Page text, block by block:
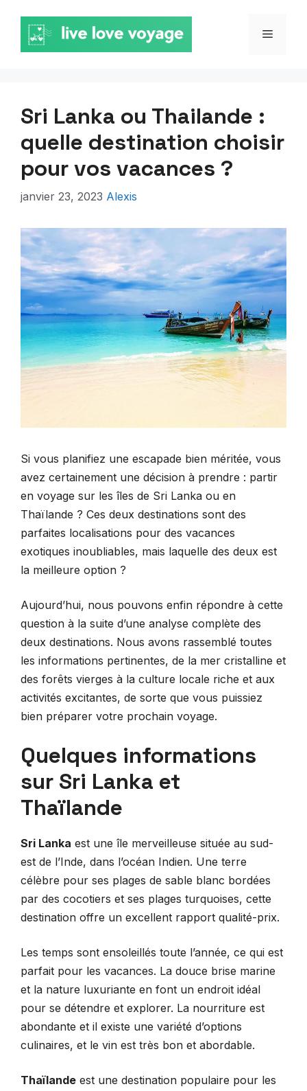
contenu
MENU
Sri Lanka ou Thailande :
quelle destination choisir
pour vos vacances ?
janvier 23, 2023 Alexis
Si vous planifiez une escapade bien méritée, vous
avez certainement une décision à prendre : partir
en voyage sur les îles de Sri Lanka ou en
Thaïlande ? Ces deux destinations sont des
parfaites localisations pour des vacances
exotiques inoubliables, mais laquelle des deux est
la meilleure option ?
Aujourd’hui, nous pouvons enfin répondre à cette
question à la suite d’une analyse complète des
deux destinations. Nous avons rassemblé toutes
les informations pertinentes, de la mer cristalline et
des forêts vierges à la culture locale riche et aux
activités excitantes, de sorte que vous puissiez
bien préparer votre prochain voyage.
Quelques informations
sur Sri Lanka et
Thaïlande
Sri Lanka est une île merveilleuse située au sud-
est de l’Inde, dans l’océan Indien. Une terre
célèbre pour ses plages de sable blanc bordées
par des cocotiers et ses plages turquoises, cette
destination offre un excellent rapport qualité-prix.
Les temps sont ensoleillés toute l’année, ce qui est
parfait pour les vacances. La douce brise marine
et la nature luxuriante en font un endroit idéal
pour se détendre et explorer. La nourriture est
abondante et il existe une variété d’options
culinaires, et le vin est très bon et abordable.
Thaïlande est une destination populaire pour les